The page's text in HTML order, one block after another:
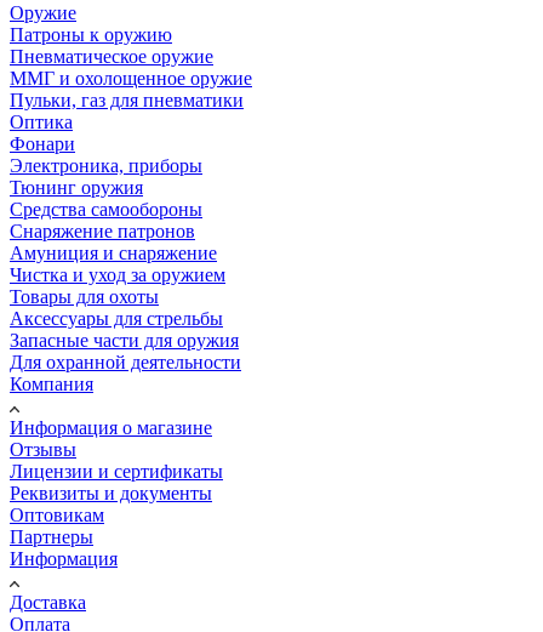
Оружие
Патроны к оружию
Пневматическое оружие
ММГ и охолощенное оружие
Пульки, газ для пневматики
Оптика
Фонари
Электроника, приборы
Тюнинг оружия
Средства самообороны
Снаряжение патронов
Амуниция и снаряжение
Чистка и уход за оружием
Товары для охоты
Аксессуары для стрельбы
Запасные части для оружия
Для охранной деятельности
Компания
Информация о магазине
Отзывы
Лицензии и сертификаты
Реквизиты и документы
Оптовикам
Партнеры
Информация
Доставка
Оплата